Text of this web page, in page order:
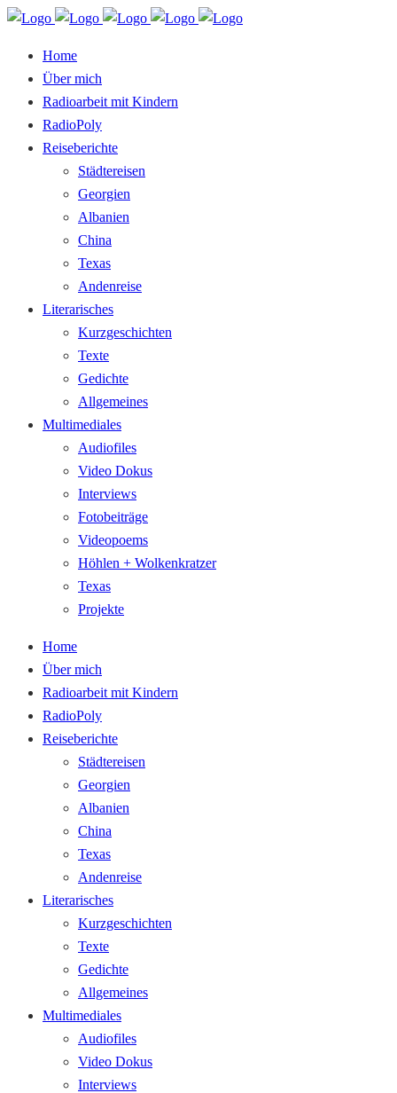
Home
Über mich
Radioarbeit mit Kindern
RadioPoly
Reiseberichte
Städtereisen
Georgien
Albanien
China
Texas
Andenreise
Literarisches
Kurzgeschichten
Texte
Gedichte
Allgemeines
Multimediales
Audiofiles
Video Dokus
Interviews
Fotobeiträge
Videopoems
Höhlen + Wolkenkratzer
Texas
Projekte
Home
Über mich
Radioarbeit mit Kindern
RadioPoly
Reiseberichte
Städtereisen
Georgien
Albanien
China
Texas
Andenreise
Literarisches
Kurzgeschichten
Texte
Gedichte
Allgemeines
Multimediales
Audiofiles
Video Dokus
Interviews